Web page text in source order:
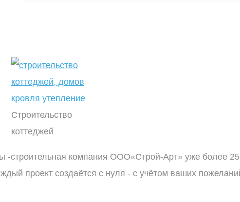
Строительство
коттеджей
-строительная компания ООО«Строй‑Арт» уже более
проект создаётся с нуля - с учётом ваших